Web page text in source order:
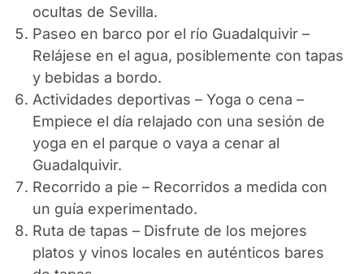
ocultas de Sevilla.
Paseo en barco por el río Guadalquivir –
Relájese en el agua, posiblemente con tapas
y bebidas a bordo.
Actividades deportivas – Yoga o cena –
Empiece el día relajado con una sesión de
yoga en el parque o vaya a cenar al
Guadalquivir.
Recorrido a pie – Recorridos a medida con
un guía experimentado.
Ruta de tapas – Disfrute de los mejores
platos y vinos locales en auténticos bares